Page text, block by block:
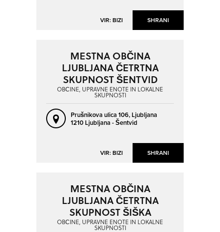
SHRANI
VIR: BIZI
SHRANI
VIR: BIZI
MESTNA OBČINA
LJUBLJANA ČETRTNA
SKUPNOST ŠENTVID
OBČINE, UPRAVNE ENOTE IN LOKALNE
SKUPNOSTI
Prušnikova ulica 106, Ljubljana
1210 Ljubljana - Šentvid
MESTNA OBČINA
LJUBLJANA ČETRTNA
SKUPNOST ŠIŠKA
OBČINE, UPRAVNE ENOTE IN LOKALNE
SKUPNOSTI